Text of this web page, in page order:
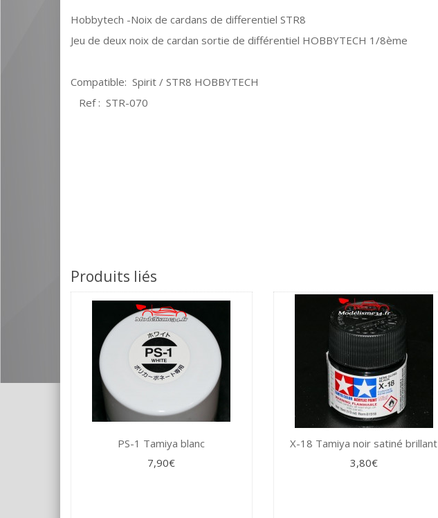
Hobbytech -Noix de cardans de differentiel STR8
Jeu de deux noix de cardan sortie de différentiel HOBBYTECH 1/8ème
Compatible: Spirit / STR8 HOBBYTECH
Ref : STR-070
Produits liés
PS-1 Tamiya blanc
7,90€
X-18 Tamiya noir satiné brillant
3,80€